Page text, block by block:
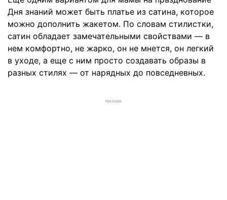
Дня знаний может быть платье из сатина, которое
можно дополнить жакетом. По словам стилистки,
сатин обладает замечательными свойствами — в
нем комфортно, не жарко, он не мнется, он легкий
в уходе, а еще с ним просто создавать образы в
разных стилях — от нарядных до повседневных.
РЕКЛАМА